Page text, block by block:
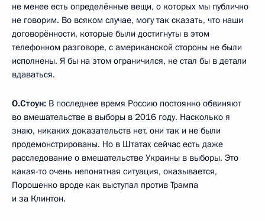
не менее есть определённые вещи, о которых мы публично
не говорим. Во всяком случае, могу так сказать, что наши
договорённости, которые были достигнуты в этом
телефонном разговоре, с американской стороны не были
исполнены. Я бы на этом ограничился, не стал бы в детали
вдаваться.
О.Стоун: В последнее время Россию постоянно обвиняют
во вмешательстве в выборы в 2016 году. Насколько я
знаю, никаких доказательств нет, они так и не были
продемонстрированы. Но в Штатах сейчас есть даже
расследование о вмешательстве Украины в выборы. Это
какая-то очень непонятная ситуация, оказывается,
Порошенко вроде как выступал против Трампа
и за Клинтон.